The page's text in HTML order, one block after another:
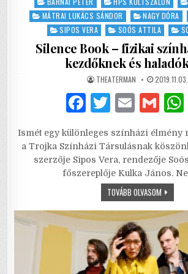
inMÁTRAI LUKÁCS SÁNDOR
NAGY DÓRA
SIPOS VERA
SOÓS ATTILA
Silence Book – fizikai
kezdőknek és
AUTHOR:
THEATERMAN PUBLISHED
DATE:
2019.11.03.
F
c
e
b
o
k
T
it
te
r
E
ai
l
G
ai
l
Ismét egy különleges színházi élmény
a Trojka Színházi Társulásnak
szerzője Sipos Vera, rendezője
főszereplője Kulka János.
TOVÁBB OLVASOMSILENCE
BOOK
FIZIKAI
KÉPEK
ÉS